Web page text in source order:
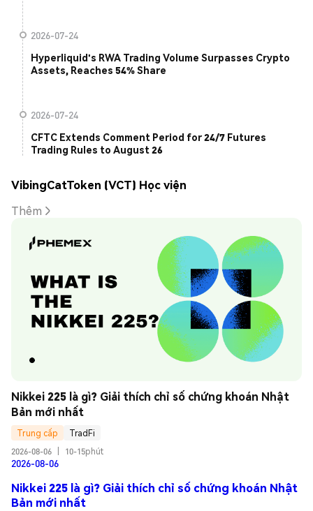
2026-07-24
Hyperliquid's RWA Trading Volume Surpasses Crypto
Assets, Reaches 54% Share
2026-07-24
CFTC Extends Comment Period for 24/7 Futures
Trading Rules to August 26
VibingCatToken (VCT) Học viện
Thêm
Nikkei 225 là gì? Giải thích chỉ số chứng khoán Nhật
Bản mới nhất
Trung cấp
TradFi
2026-08-06
10-15phút
2026-08-06
Nikkei 225 là gì? Giải thích chỉ số chứng khoán Nhật
Bản mới nhất